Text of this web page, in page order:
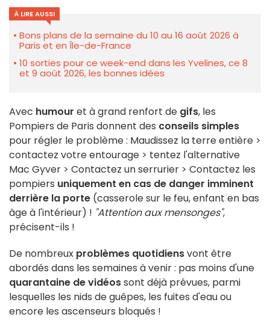
À LIRE AUSSI
Bons plans de la semaine du 10 au 16 août 2026 à
Paris et en Île-de-France
10 sorties pour ce week-end dans les Yvelines, ce 8
et 9 août 2026, les bonnes idées
Avec humour et à grand renfort de gifs, les
Pompiers de Paris donnent des conseils simples
pour régler le problème : Maudissez la terre entière >
contactez votre entourage > tentez l'alternative
Mac Gyver > Contactez un serrurier > Contactez les
pompiers uniquement en cas de danger imminent
derrière la porte (casserole sur le feu, enfant en bas
âge à l'intérieur) ! "Attention aux mensonges",
précisent-ils !
De nombreux problèmes quotidiensvont être
abordés dans les semaines à venir : pas moins d'une
quarantaine de vidéossont déjà prévues, parmi
lesquelles les nids de guêpes, les fuites d'eau ou
encore les ascenseurs bloqués !